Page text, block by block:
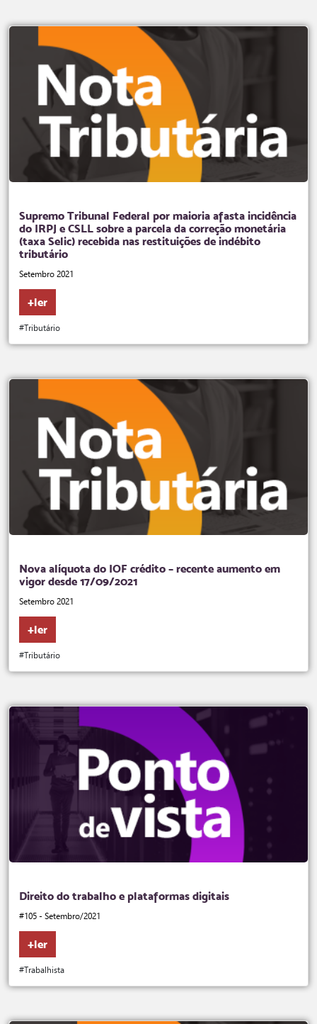
Supremo Tribunal Federal por maioria afasta incidência
do IRPJ e CSLL sobre a parcela da correção monetária
(taxa Selic) recebida nas restituições de indébito
tributário
Setembro 2021
+ler
#Tributário
Nova alíquota do IOF crédito – recente aumento em
vigor desde 17/09/2021
Setembro 2021
+ler
#Tributário
Direito do trabalho e plataformas digitais
#105 - Setembro/2021
+ler
#Trabalhista